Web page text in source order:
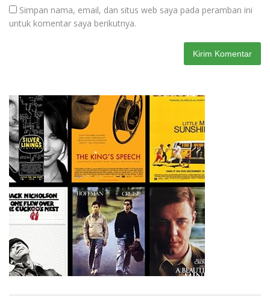
Simpan nama, email, dan situs web saya pada peramban ini
untuk komentar saya berikutnya.